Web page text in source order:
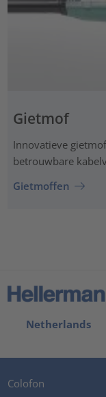
Gietmof
Innovatieve
betrouwbare
Gietmoffen
Netherlands
Colofon